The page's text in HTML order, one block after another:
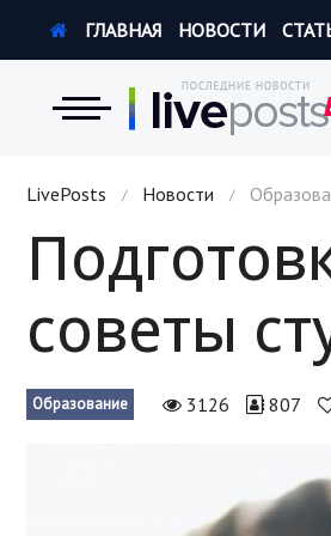
Новости
Экономика
Происшествия
Россия
ГЛАВНАЯ НОВОСТИ
LivePosts / Новости /
советы
Образование 3126 807